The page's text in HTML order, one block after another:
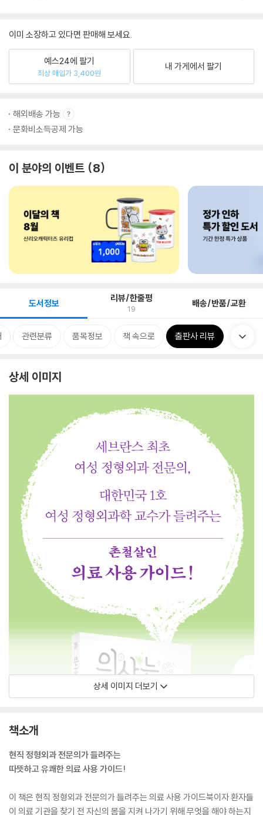
이미 소장하고 있다면 판매해 보세요.
예스24에 팔기
최상 매입가 3,400원
내 가게에서 팔기
해외배송 가능
문화비소득공제 가능
이 분야의 이벤트 8
도서정보 리뷰/한줄평
19 배송/반품/교환
관련분류 품목정보 책 속으로 출판사 리뷰
상세 이미지
상세 이미지 더보기
책소개
현직 정형외과 전문의가 들려주는
따뜻하고 유쾌한 의료 사용 가이드!
이 책은 현직 정형외과 전문의가 들려주는 의료 사용 가이드북이자 환자들
이 의료 기관을 찾기 전 자신의 몸을 지켜 나가기 위해 무엇을 해야 하는지